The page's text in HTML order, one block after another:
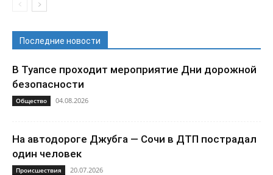
Последние новости
В Туапсе проходит мероприятие Дни дорожной
безопасности
Общество 04.08.2026
На автодороге Джубга — Сочи в ДТП пострадал
один человек
Происшествия 20.07.2026